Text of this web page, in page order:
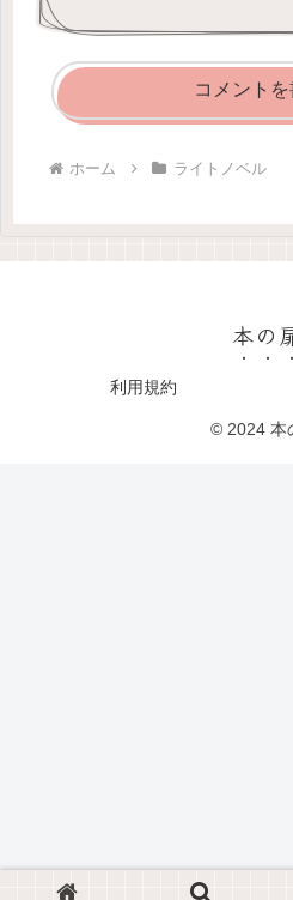
コメント
ホーム ライトノベル
本の
利用規約
© 2024 本